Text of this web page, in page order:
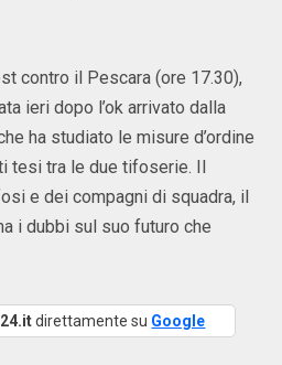
contro il Pescara (ore 17.30),
ieri dopo l’ok arrivato dalla
ha studiato le misure d’ordine
tesi tra le due tifoserie. Il
e dei compagni di squadra, il
i dubbi sul suo futuro che
direttamente su Google